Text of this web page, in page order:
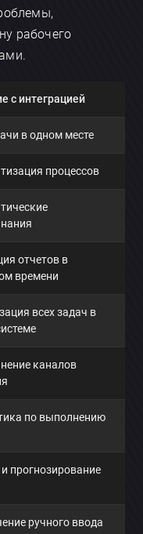
рабочего
с интеграцией
в одном месте
процессов
отчетов в
времени
всех задач в
каналов
по выполнению
прогнозирование
ручного ввода